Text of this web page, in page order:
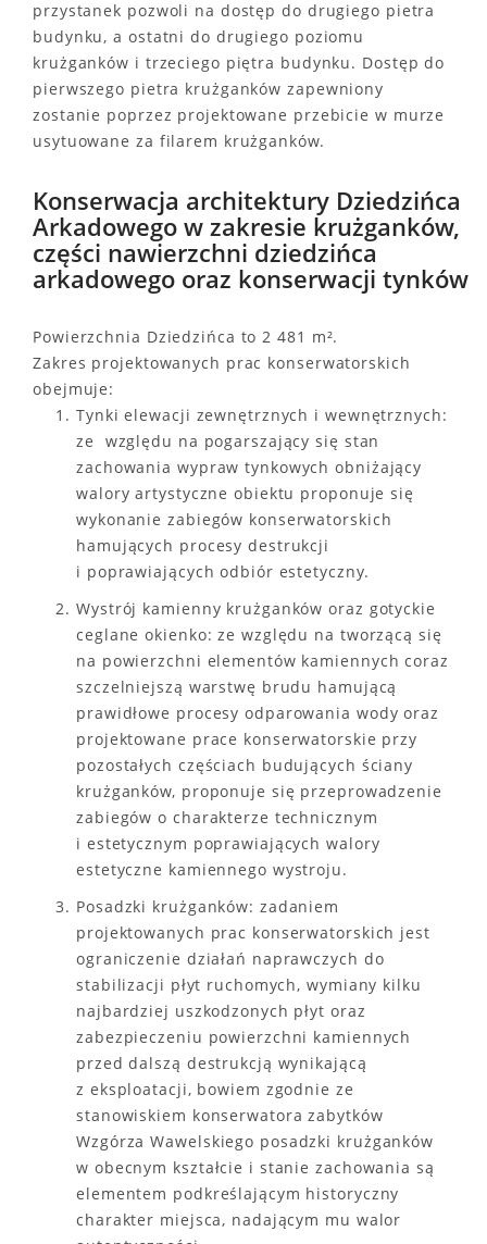
przystanek pozwoli na dostęp do drugiego pietra
budynku, a ostatni do drugiego poziomu
krużganków i trzeciego piętra budynku. Dostęp do
pierwszego pietra krużganków zapewniony
zostanie poprzez projektowane przebicie w murze
usytuowane za filarem krużganków.
Konserwacja architektury Dziedzińca
Arkadowego w zakresie krużganków,
części nawierzchni dziedzińca
arkadowego oraz konserwacji tynków
Powierzchnia Dziedzińca to 2 481 m².
Zakres projektowanych prac konserwatorskich
obejmuje:
Tynki elewacji zewnętrznych i wewnętrznych:
ze względu na pogarszający się stan
zachowania wypraw tynkowych obniżający
walory artystyczne obiektu proponuje się
wykonanie zabiegów konserwatorskich
hamujących procesy destrukcji
i poprawiających odbiór estetyczny.
Wystrój kamienny krużganków oraz gotyckie
ceglane okienko: ze względu na tworzącą się
na powierzchni elementów kamiennych coraz
szczelniejszą warstwę brudu hamującą
prawidłowe procesy odparowania wody oraz
projektowane prace konserwatorskie przy
pozostałych częściach budujących ściany
krużganków, proponuje się przeprowadzenie
zabiegów o charakterze technicznym
i estetycznym poprawiających walory
estetyczne kamiennego wystroju.
Posadzki krużganków: zadaniem
projektowanych prac konserwatorskich jest
ograniczenie działań naprawczych do
stabilizacji płyt ruchomych, wymiany kilku
najbardziej uszkodzonych płyt oraz
zabezpieczeniu powierzchni kamiennych
przed dalszą destrukcją wynikającą
z eksploatacji, bowiem zgodnie ze
stanowiskiem konserwatora zabytków
Wzgórza Wawelskiego posadzki krużganków
w obecnym kształcie i stanie zachowania są
elementem podkreślającym historyczny
charakter miejsca, nadającym mu walor